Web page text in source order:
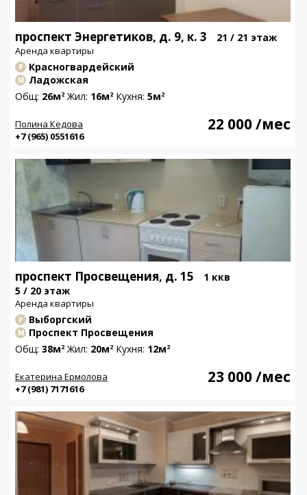
22 000/мес
Полина Кедова
+7 (965) 0551616
проспект Энергетиков, д. 9, к. 3 21 / 21 этаж
Аренда квартиры
Р Красногвардейский
М Ладожская
Общ: 26м2Жил: 16м2Кухня: 5м2
23 000/мес
Екатерина Ермолова
+7 (981) 7171616
проспект Просвещения, д. 15
1 ккв
5 / 20 этаж
Аренда квартиры
Р Выборгский
М Проспект Просвещения
Общ: 38м2Жил: 20м2Кухня: 12м2